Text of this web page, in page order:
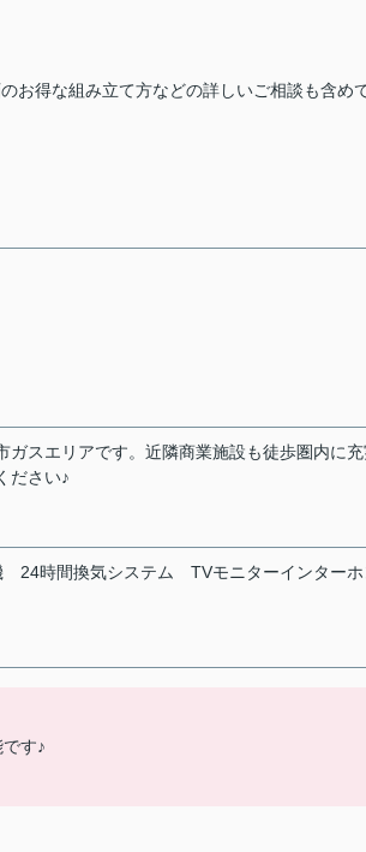
お得な組み立て方などの詳しいご相談も含め
スエリアです。近隣商業施設も徒歩圏内に
ださい♪
24時間換気システム
TVモニターインター
す♪